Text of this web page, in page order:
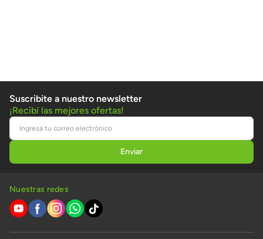
Suscribite a nuestro newsletter
¡Recibí las mejores ofertas!
Nuestras redes